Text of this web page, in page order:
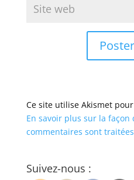
Ce site utilise Akismet
En savoir plus sur la façon
commentaires sont traitées
Suivez-nous :